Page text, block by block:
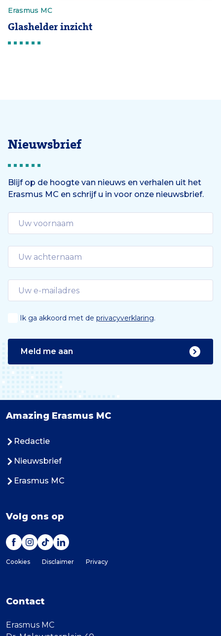
Erasmus MC
Glashelder inzicht
Nieuwsbrief
Blijf op de hoogte van nieuws en verhalen uit het
Erasmus MC en schrijf u in voor onze nieuwsbrief.
Ik ga akkoord met de privacyverklaring.
Meld me aan
Amazing Erasmus MC
Redactie
Nieuwsbrief
Erasmus MC
Volg ons op
Cookies Disclaimer Privacy
Contact
Erasmus MC